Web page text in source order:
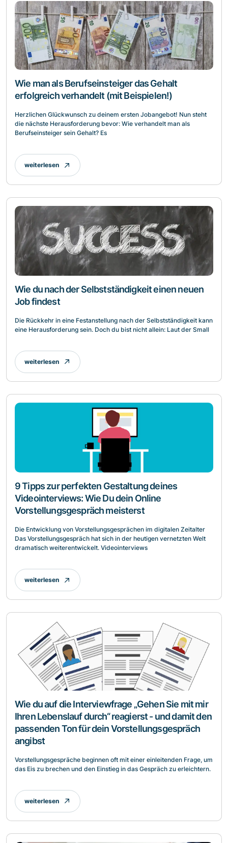
Wie man als Berufseinsteiger das Gehalt
erfolgreich verhandelt (mit Beispielen!)
Herzlichen Glückwunsch zu deinem ersten Jobangebot! Nun steht
die nächste Herausforderung bevor: Wie verhandelt man als
Berufseinsteiger sein Gehalt? Es
weiterlesen
Wie du nach der Selbstständigkeit einen neuen
Job findest
Die Rückkehr in eine Festanstellung nach der Selbstständigkeit kann
eine Herausforderung sein. Doch du bist nicht allein: Laut der Small
weiterlesen
9 Tipps zur perfekten Gestaltung deines
Videointerviews: Wie Du dein Online
Vorstellungsgespräch meisterst
Die Entwicklung von Vorstellungsgesprächen im digitalen Zeitalter
Das Vorstellungsgespräch hat sich in der heutigen vernetzten Welt
dramatisch weiterentwickelt. Videointerviews
weiterlesen
Wie du auf die Interviewfrage „Gehen Sie mit mir
Ihren Lebenslauf durch“ reagierst - und damit den
passenden Ton für dein Vorstellungsgespräch
angibst
Vorstellungsgespräche beginnen oft mit einer einleitenden Frage, um
das Eis zu brechen und den Einstieg in das Gespräch zu erleichtern.
weiterlesen